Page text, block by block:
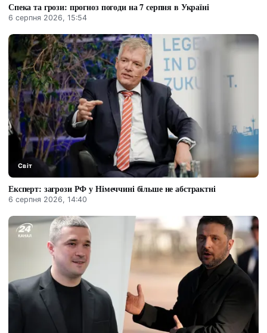
Спека та грози: прогноз погоди на 7 серпня в Україні
6 серпня 2026, 15:54
Світ
Експерт: загрози РФ у Німеччині більше не абстрактні
6 серпня 2026, 14:40